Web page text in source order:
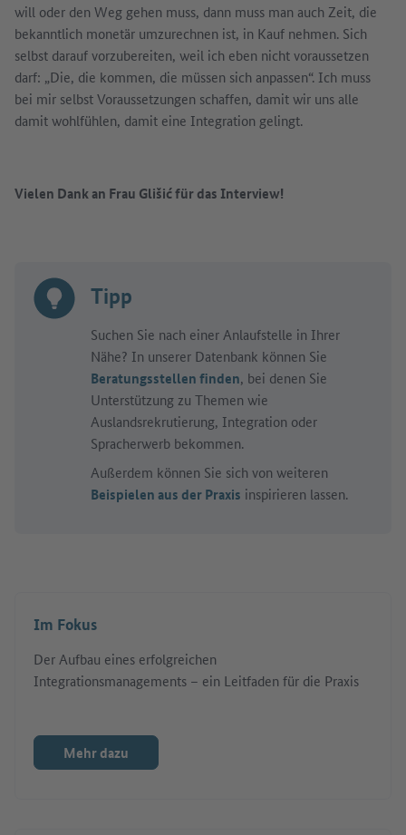
will oder den Weg gehen muss, dann muss man auch Zeit, die
bekanntlich monetär umzurechnen ist, in Kauf nehmen. Sich
selbst darauf vorzubereiten, weil ich eben nicht voraussetzen
darf: „Die, die kommen, die müssen sich anpassen“. Ich muss
bei mir selbst Voraussetzungen schaffen, damit wir uns alle
damit wohlfühlen, damit eine Integration gelingt.
Vielen Dank an Frau Glišić für das Interview!
Tipp
Suchen Sie nach einer Anlaufstelle in Ihrer
Nähe? In unserer Datenbank können Sie
Beratungsstellen finden, bei denen Sie
Unterstützung zu Themen wie
Auslandsrekrutierung, Integration oder
Spracherwerb bekommen.
Außerdem können Sie sich von weiteren
Beispielen aus der Praxis inspirieren lassen.
Im Fokus
Der Aufbau eines erfolgreichen
Integrationsmanagements – ein Leitfaden für die Praxis
Mehr dazu